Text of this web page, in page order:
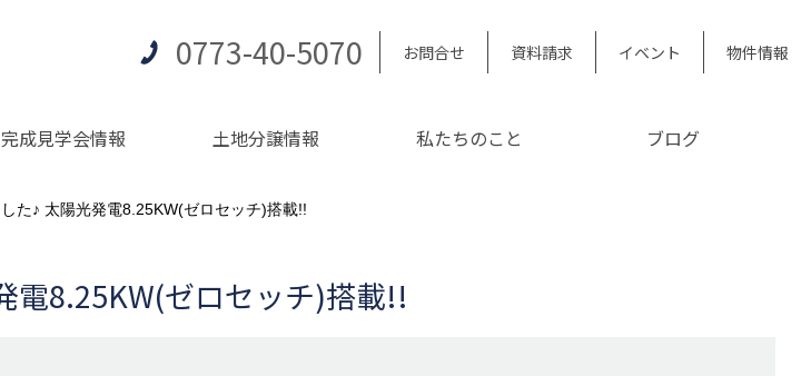
0773-40-5070 お問合せ 資料請求 イベント 物件情報
完成見学会情報 土地分譲情報 私たちのこと ブログ
た♪ 太陽光発電8.25KW(ゼロセッチ)搭載!!
8.25KW(ゼロセッチ)搭載!!